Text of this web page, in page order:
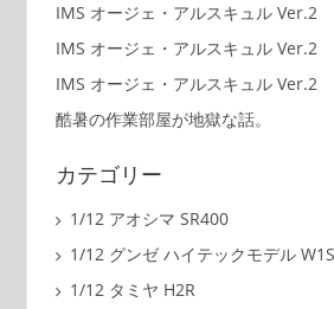
IMS オージェ・アルスキュル Ver.2
IMS オージェ・アルスキュル Ver.2
IMS オージェ・アルスキュル Ver.2
酷暑の作業部屋が地獄な話。
カテゴリー
1/12 アオシマ SR400
1/12 グンゼ ハイテックモデル W1S
1/12 タミヤ H2R